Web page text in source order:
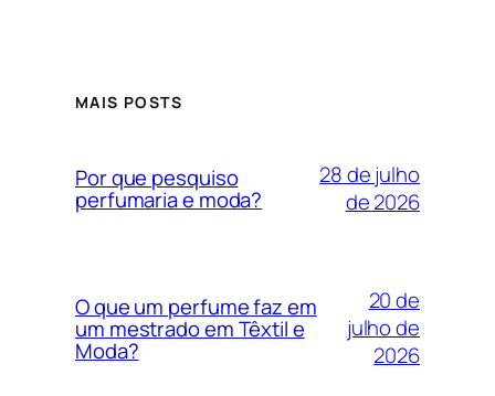
MAIS POSTS
Por que pesquiso
perfumaria e moda?
28 de julho
de 2026
O que um perfume faz em
um mestrado em Têxtil e
Moda?
20 de
julho de
2026